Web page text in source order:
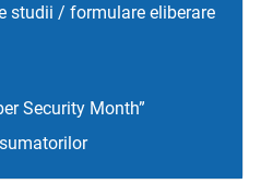
studii / formulare eliberare
Security Month”